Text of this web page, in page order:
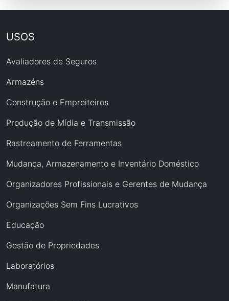
USOS
Avaliadores de Seguros
Armazéns
Construção e Empreiteiros
Produção de Mídia e Transmissão
Rastreamento de Ferramentas
Mudança, Armazenamento e Inventário Doméstico
Organizadores Profissionais e Gerentes de Mudança
Organizações Sem Fins Lucrativos
Educação
Gestão de Propriedades
Laboratórios
Manufatura